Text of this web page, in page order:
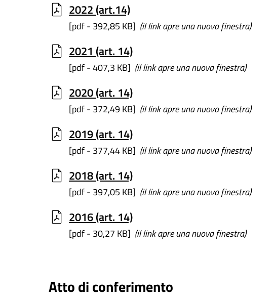
2022 (art.14)
[pdf - 392,85 KB] (il link apre una nuova finestra)
2021 (art. 14)
[pdf - 407,3 KB] (il link apre una nuova finestra)
2020 (art. 14)
[pdf - 372,49 KB] (il link apre una nuova finestra)
2019 (art. 14)
[pdf - 377,44 KB] (il link apre una nuova finestra)
2018 (art. 14)
[pdf - 397,05 KB] (il link apre una nuova finestra)
2016 (art. 14)
[pdf - 30,27 KB] (il link apre una nuova finestra)
Atto di conferimento